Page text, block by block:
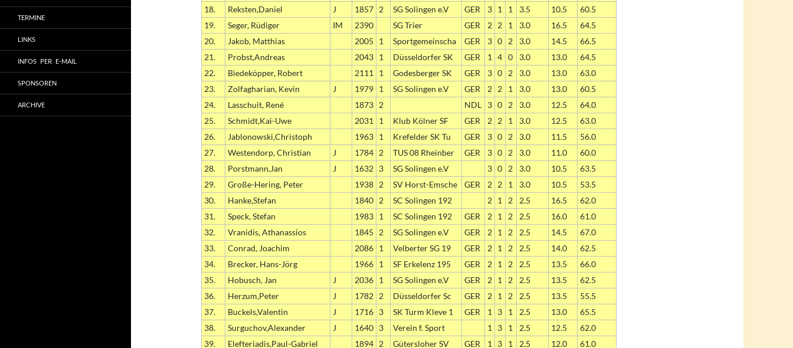
18.
Reksten,Daniel J 1857 2 SG Solingen e.V GER 3 1 1 3.5 10.5
60.5
19.
Seger, Rüdiger IM 2390 SG Trier GER 2 2 1 3.0 16.5
64.5
20.
Jakob, Matthias 2005 1 Sportgemeinscha GER 3 0 2 3.0 14.5
66.5
21.
Probst,Andreas 2043 1 Düsseldorfer SK GER 1 4 0 3.0 13.0
64.5
22.
Biedeköpper, Robert 2111 1 Godesberger SK GER 3 0 2 3.0 13.0
63.0
23.
Zolfagharian, Kevin J 1979 1 SG Solingen e.V GER 2 2 1 3.0 13.0
60.5
24.
Lasschuit, René 1873 2 NDL 3 0 2 3.0 12.5
64.0
25.
Schmidt,Kai-Uwe 2031 1 Klub Kölner SF GER 2 2 1 3.0 12.5
63.0
26.
Jablonowski,Christoph 1963 1 Krefelder SK Tu GER 3 0 2 3.0 11.5
56.0
27.
Westendorp, Christian J 1784 2 TUS 08 Rheinber GER 3 0 2 3.0 11.0
60.0
28.
Porstmann,Jan J 1632 3 SG Solingen e.V 3 0 2 3.0 10.5
63.5
29.
Große-Hering, Peter 1938 2 SV Horst-Emsche GER 2 2 1 3.0 10.5
53.5
30.
Hanke,Stefan 1840 2 SC Solingen 192 2 1 2 2.5 16.5
62.0
31.
Speck, Stefan 1983 1 SC Solingen 192 GER 2 1 2 2.5 16.0
61.0
32.
Vranidis, Athanassios 1845 2 SG Solingen e.V GER 2 1 2 2.5 14.5
67.0
33.
Conrad, Joachim 2086 1 Velberter SG 19 GER 2 1 2 2.5 14.0
62.5
34.
Brecker, Hans-Jörg 1966 1 SF Erkelenz 195 GER 2 1 2 2.5 13.5
66.0
35.
Hobusch, Jan J 2036 1 SG Solingen e.V GER 2 1 2 2.5 13.5
62.5
36.
Herzum,Peter J 1782 2 Düsseldorfer Sc GER 2 1 2 2.5 13.5
55.5
37.
Buckels,Valentin J 1716 3 SK Turm Kleve 1 GER 1 3 1 2.5 13.0
65.5
38.
Surguchov,Alexander J 1640 3 Verein f. Sport 1 3 1 2.5 12.5
62.0
39.
Elefteriadis,Paul-Gabriel 1894 2 Gütersloher SV GER 1 3 1 2.5 12.0
61.0
TERMINE
LINKS
INFOS PER E-MAIL
SPONSOREN
ARCHIVE